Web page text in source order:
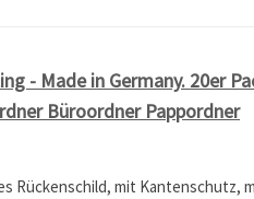
- Made in Germany. 20er
Büroordner Pappordner
Rückenschild, mit Kantenschutz,